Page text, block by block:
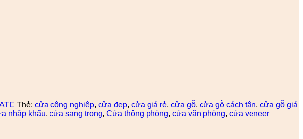
Thẻ: cửa công nghiệp, cửa đẹp, cửa giá rẻ, cửa gỗ, cửa gỗ cách tân, cửa gỗ giá
nhập khẩu, cửa sang trọng, Cửa thông phòng, cửa văn phòng, cửa veneer